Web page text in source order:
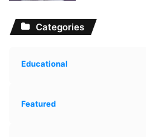
Categories
Educational
Featured